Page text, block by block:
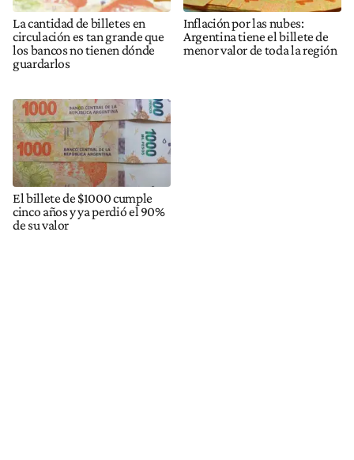
La cantidad de billetes en
circulación es tan grande que
los bancos no tienen dónde
guardarlos
Inflación por las nubes:
Argentina tiene el billete de
menor valor de toda la región
El billete de $1000 cumple
cinco años y ya perdió el 90%
de su valor